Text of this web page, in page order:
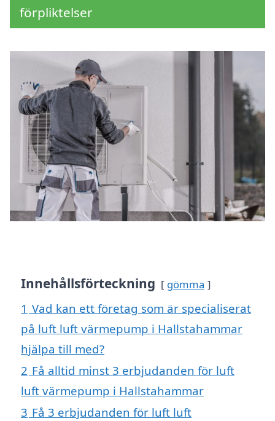
förpliktelser
Innehållsförteckning gömma
1 Vad kan ett företag som är specialiserat
på luft luft värmepump i Hallstahammar
hjälpa till med?
2 Få alltid minst 3 erbjudanden för luft
luft värmepump i Hallstahammar
3 Få 3 erbjudanden för luft luft